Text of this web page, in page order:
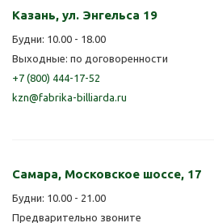
Казань, ул. Энгельса 19
Будни: 10.00 - 18.00
Выходные: по договоренности
+7 (800) 444-17-52
kzn@fabrika-billiarda.ru
Самара, Московское шоссе, 17
Будни: 10.00 - 21.00
Предварительно звоните